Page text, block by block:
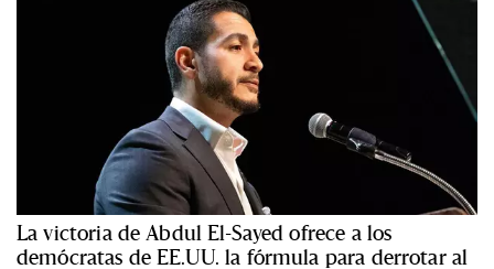
La victoria de Abdul El-Sayed ofrece a los
demócratas de EE.UU. la fórmula para derrotar al